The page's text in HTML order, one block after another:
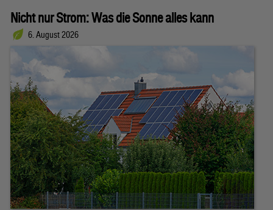
Nicht nur Strom: Was die Sonne alles kann
6. August 2026